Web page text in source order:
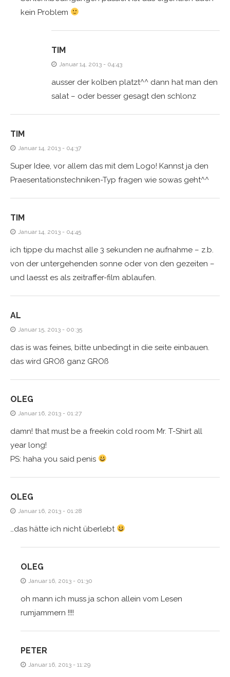
kein Problem
TIM
Januar 14, 2013 - 04:43
ausser der kolben platzt^^ dann hat man den
salat – oder besser gesagt den schlonz
TIM
Januar 14, 2013 - 04:37
Super Idee, vor allem das mit dem Logo! Kannst ja den
Praesentationstechniken-Typ fragen wie sowas geht^^
TIM
Januar 14, 2013 - 04:45
ich tippe du machst alle 3 sekunden ne aufnahme – z.b.
von der untergehenden sonne oder von den gezeiten –
und laesst es als zeitraffer-film ablaufen.
AL
Januar 15, 2013 - 00:35
das is was feines, bitte unbedingt in die seite einbauen.
das wird GROß ganz GROß
OLEG
Januar 16, 2013 - 01:27
damn! that must be a freekin cold room Mr. T-Shirt all
year long!
PS: haha you said penis
OLEG
Januar 16, 2013 - 01:28
…das hätte ich nicht überlebt
OLEG
Januar 16, 2013 - 01:30
oh mann ich muss ja schon allein vom Lesen
rumjammern !!!!
PETER
Januar 16, 2013 - 11:29